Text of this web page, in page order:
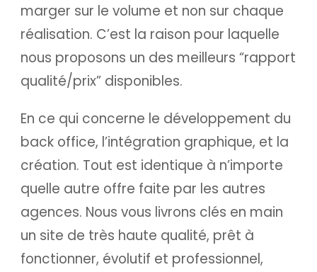
marger sur le volume et non sur chaque
réalisation. C’est la raison pour laquelle
nous proposons un des meilleurs “rapport
qualité/prix” disponibles.
En ce qui concerne le développement du
back office, l’intégration graphique, et la
création. Tout est identique à n’importe
quelle autre offre faite par les autres
agences. Nous vous livrons clés en main
un site de très haute qualité, prêt à
fonctionner, évolutif et professionnel,